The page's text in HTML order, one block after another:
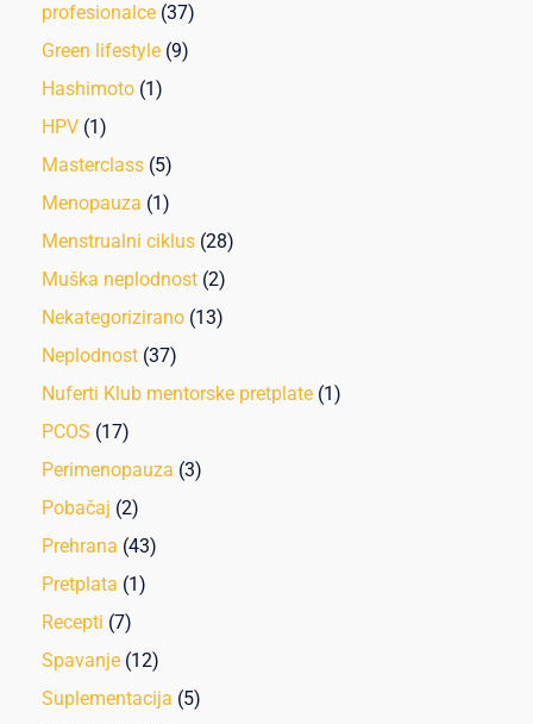
profesionalce (37)
Green lifestyle (9)
Hashimoto (1)
HPV (1)
Masterclass (5)
Menopauza (1)
Menstrualni ciklus (28)
Muška neplodnost (2)
Nekategorizirano (13)
Neplodnost (37)
Nuferti Klub mentorske pretplate (1)
PCOS (17)
Perimenopauza (3)
Pobačaj (2)
Prehrana (43)
Pretplata (1)
Recepti (7)
Spavanje (12)
Suplementacija (5)